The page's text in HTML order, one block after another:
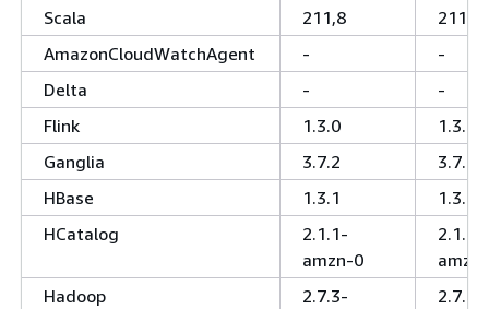
Scala
211,8
211,8
AmazonCloudWatchAgent
-
-
Delta
-
-
Flink
1.3.0
1.3.0
Ganglia
3.7.2
3.7.2
HBase
1.3.1
1.3.1
HCatalog
2.1.1-
amzn-0
2.1.1-
Hadoop
2.7.3-
2.7.3-